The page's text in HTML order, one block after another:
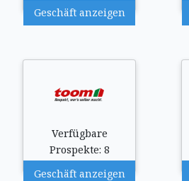
Geschäft anzeigen
Verfügbare
Prospekte: 8
Geschäft anzeigen